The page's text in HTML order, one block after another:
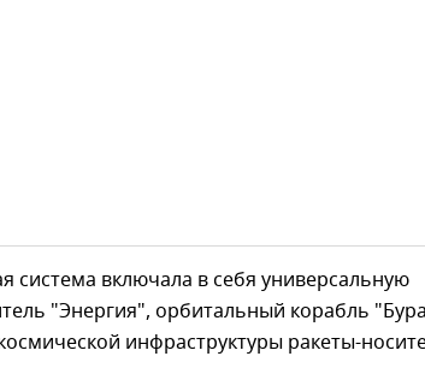
система включала в себя универсальную
"Энергия", орбитальный корабль
инфраструктуры ракеты-